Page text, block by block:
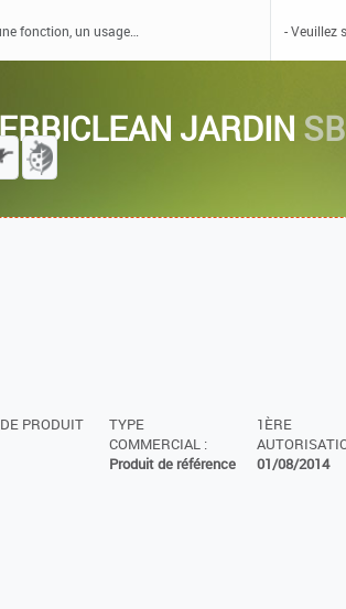
JARDIN
PRODUIT
TYPE
COMMERCIAL :
Produit de référence
1ÈRE
01/08/2014